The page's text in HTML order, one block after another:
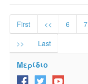
First << 6 7
>>
Last
Μερίδιο